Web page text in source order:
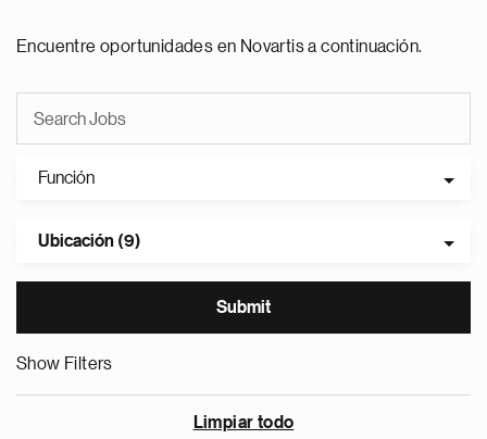
Encuentre oportunidades en Novartis a continuación.
Función
Ubicación (9)
Show Filters
Limpiar todo